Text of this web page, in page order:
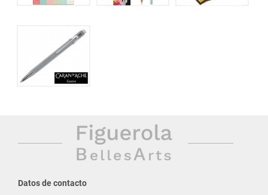
Datos de contacto